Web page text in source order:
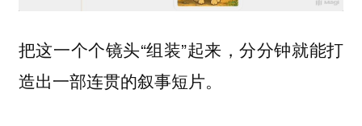
把这一个个镜头“组装”起来，分分钟就能打
造出一部连贯的叙事短片。